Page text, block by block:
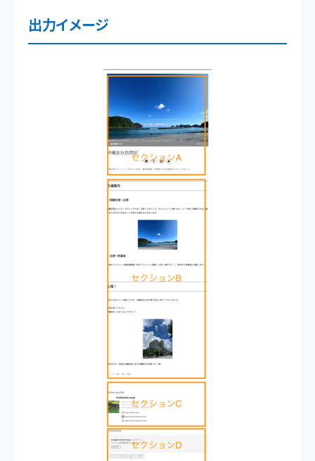
出力イメージ